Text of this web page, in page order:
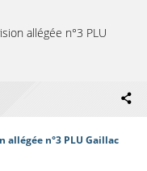
allégée n°3 PLU
allégée n°3 PLU Gaillac